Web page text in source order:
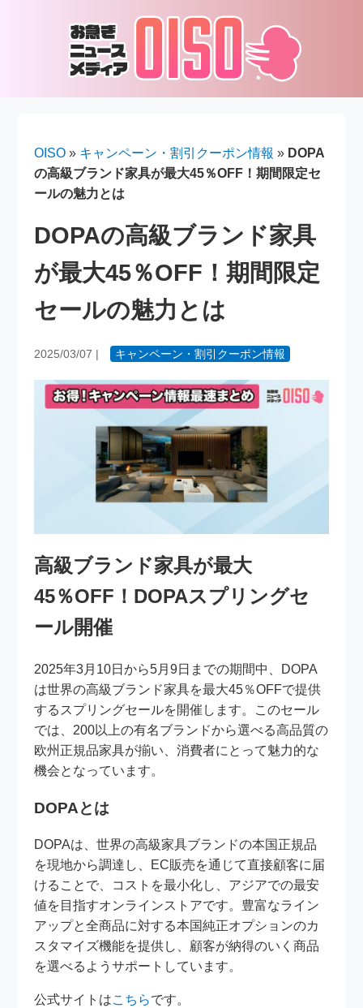
OISO » キャンペーン・割引クーポン情報 » DOPA
の高級ブランド家具が最大45％OFF！期間限定セ
ールの魅力とは
DOPAの高級ブランド家具
が最大45％OFF！期間限定
セールの魅力とは
2025/03/07 | キャンペーン・割引クーポン情報
高級ブランド家具が最大
45％OFF！DOPAスプリングセ
ール開催
2025年3月10日から5月9日までの期間中、DOPA
は世界の高級ブランド家具を最大45％OFFで提供
するスプリングセールを開催します。このセール
では、200以上の有名ブランドから選べる高品質の
欧州正規品家具が揃い、消費者にとって魅力的な
機会となっています。
DOPAとは
DOPAは、世界の高級家具ブランドの本国正規品
を現地から調達し、EC販売を通じて直接顧客に届
けることで、コストを最小化し、アジアでの最安
値を目指すオンラインストアです。豊富なライン
アップと全商品に対する本国純正オプションのカ
スタマイズ機能を提供し、顧客が納得のいく商品
を選べるようサポートしています。
公式サイトはこちらです。